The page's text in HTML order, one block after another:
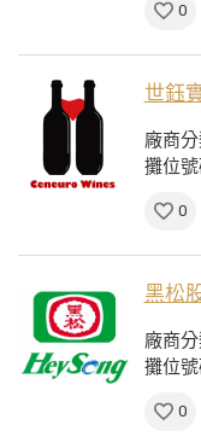
0
世鈺
廠商分
攤位
0
黑松
廠商分
攤位
0